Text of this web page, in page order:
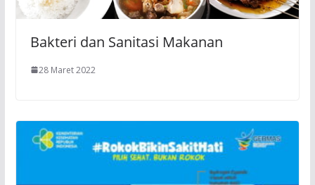
Bakteri dan Sanitasi Makanan
28 Maret 2022